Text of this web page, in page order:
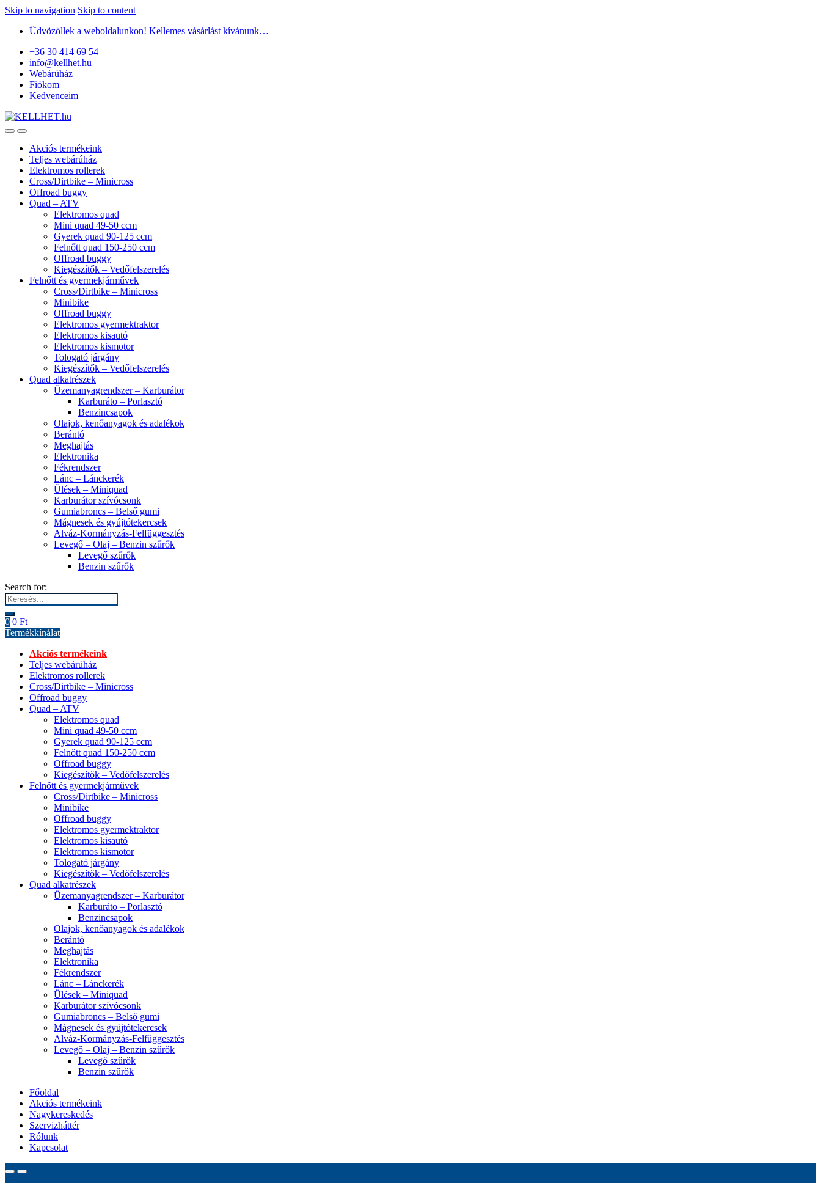
Skip to navigation Skip to content
Üdvözöllek a weboldalunkon! Kellemes vásárlást kívánunk…
+36 30 414 69 54
info@kellhet.hu
Webárúház
Fiókom
Kedvenceim
Akciós termékeink
Teljes webárúház
Elektromos rollerek
Cross/Dirtbike – Minicross
Offroad buggy
Quad – ATV
Elektromos quad
Mini quad 49-50 ccm
Gyerek quad 90-125 ccm
Felnőtt quad 150-250 ccm
Offroad buggy
Kiegészítők – Vedőfelszerelés
Felnőtt és gyermekjárművek
Cross/Dirtbike – Minicross
Minibike
Offroad buggy
Elektromos gyermektraktor
Elektromos kisautó
Elektromos kismotor
Tologató járgány
Kiegészítők – Vedőfelszerelés
Quad alkatrészek
Üzemanyagrendszer – Karburátor
Karburáto – Porlasztó
Benzincsapok
Olajok, kenőanyagok és adalékok
Berántó
Meghajtás
Elektronika
Fékrendszer
Lánc – Lánckerék
Ülések – Miniquad
Karburátor szívócsonk
Gumiabroncs – Belső gumi
Mágnesek és gyújtótekercsek
Alváz-Kormányzás-Felfüggesztés
Levegő – Olaj – Benzin szűrők
Levegő szűrők
Benzin szűrők
Search for:
0 0 Ft
Termékkínálat
Akciós termékeink
Teljes webárúház
Elektromos rollerek
Cross/Dirtbike – Minicross
Offroad buggy
Quad – ATV
Elektromos quad
Mini quad 49-50 ccm
Gyerek quad 90-125 ccm
Felnőtt quad 150-250 ccm
Offroad buggy
Kiegészítők – Vedőfelszerelés
Felnőtt és gyermekjárművek
Cross/Dirtbike – Minicross
Minibike
Offroad buggy
Elektromos gyermektraktor
Elektromos kisautó
Elektromos kismotor
Tologató járgány
Kiegészítők – Vedőfelszerelés
Quad alkatrészek
Üzemanyagrendszer – Karburátor
Karburáto – Porlasztó
Benzincsapok
Olajok, kenőanyagok és adalékok
Berántó
Meghajtás
Elektronika
Fékrendszer
Lánc – Lánckerék
Ülések – Miniquad
Karburátor szívócsonk
Gumiabroncs – Belső gumi
Mágnesek és gyújtótekercsek
Alváz-Kormányzás-Felfüggesztés
Levegő – Olaj – Benzin szűrők
Levegő szűrők
Benzin szűrők
Főoldal
Akciós termékeink
Nagykereskedés
Szervizháttér
Rólunk
Kapcsolat